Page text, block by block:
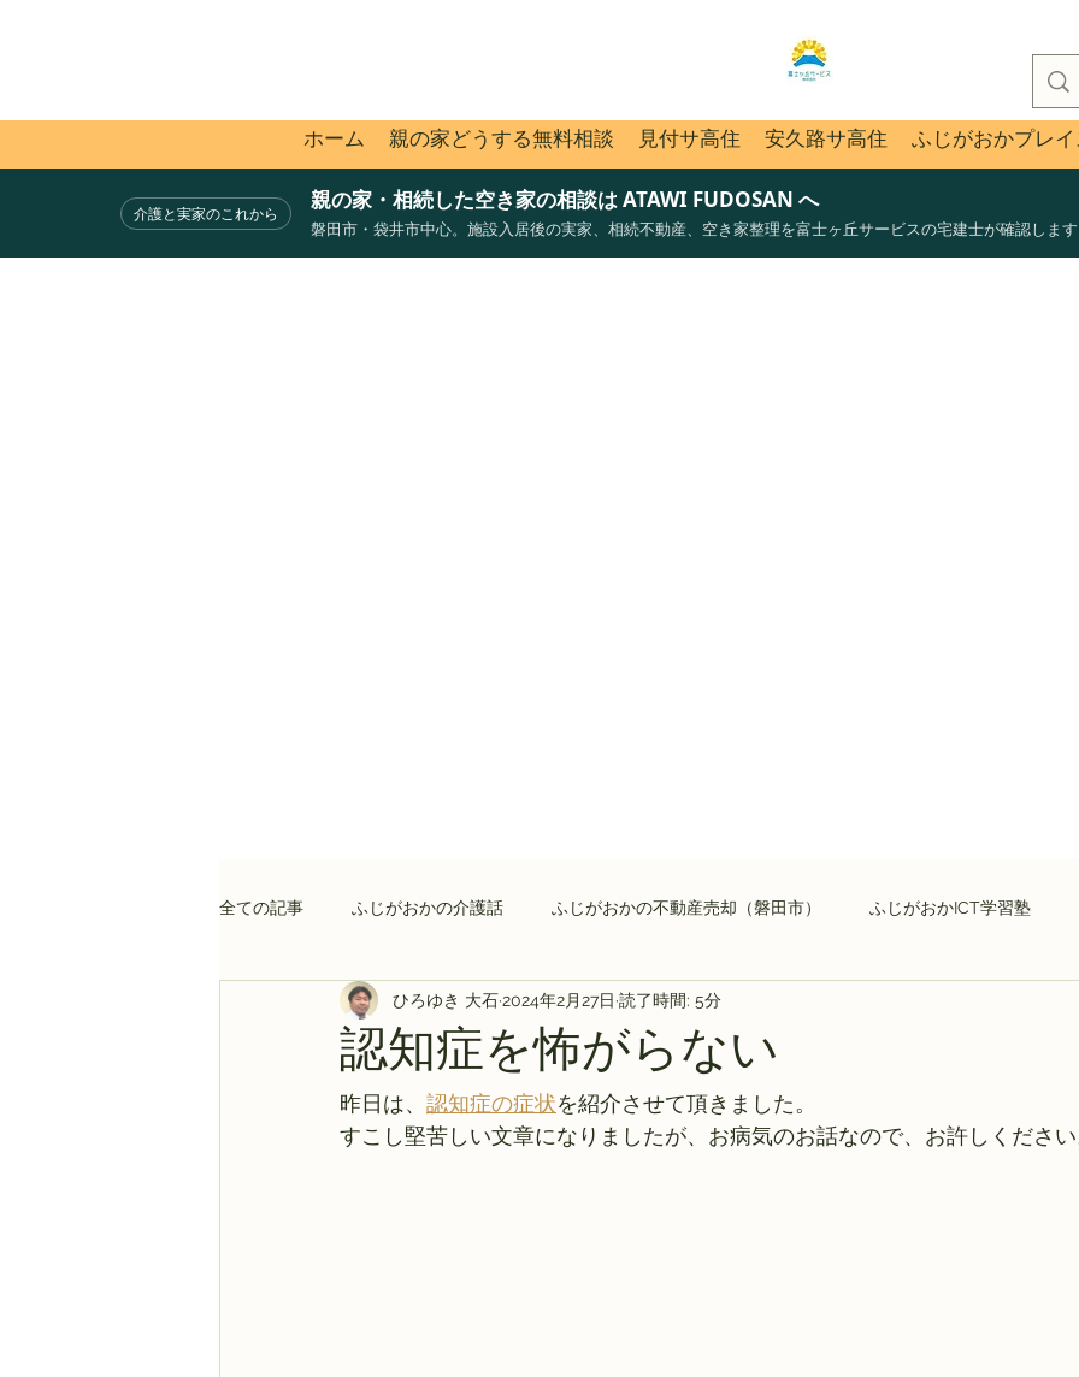
ホーム 親の家どうする無料相談 見付サ高住 安久路サ高住 ふじがおかプレイ
介護と実家のこれから 親の家・相続した空き家の相談は ATAWI FUDOSAN へ
磐田市・袋井市中心。施設入居後の実家、相続不動産、空き家整理を富士ヶ丘サービスの宅建士が確認しま
全ての記事 ふじがおかの介護話 ふじがおかの不動産売却（磐田市） ふじがおかICT学習塾
認知症を怖がらない
ひろゆき 大石2024年2月27日 読了時間: 5分
昨日は、 認知症の症状を紹介させて頂きました。
すこし堅苦しい文章になりましたが、お病気のお話なので、お許しくださ